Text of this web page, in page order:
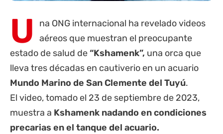
U
na ONG internacional ha revelado videos
aéreos que muestran el preocupante
estado de salud de“Kshamenk”, una orca que
lleva tres décadas en cautiverio en un acuario
Mundo Marino de San Clemente del Tuyú.
El video, tomado el 23 de septiembre de 2023,
muestra a Kshamenk nadando en condiciones
precarias en el tanque del acuario.